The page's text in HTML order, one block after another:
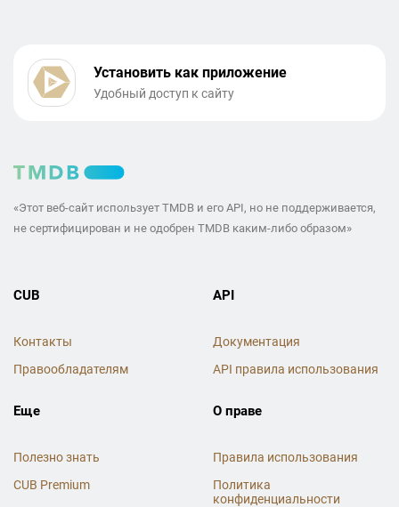
Установить как приложение
Удобный доступ к сайту
«Этот веб-сайт использует TMDB и его API, но не поддерживается,
не сертифицирован и не одобрен TMDB каким-либо образом»
CUB
Контакты
Правообладателям
API
Документация
API правила использования
Еще
Полезно знать
CUB Premium
О праве
Правила использования
Политика
конфиденциальности